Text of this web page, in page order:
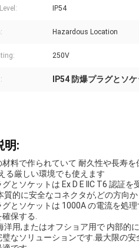
IP54
Hazardous Location
250V
IP54 防爆プラグとソ
明:
料で作られていて 耐久性や長寿
る厳しい環境でも使えます
グとソケットは Ex D E IIC T6 認証
質的に安全なコネクタが,どの方向
グとソケットは 1000A の電流を処
保する.
洋用,またはオフショア用で 内部的
璧なソリューションです.最大限の